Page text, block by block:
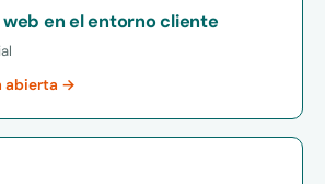
en el entorno cliente
abierta →